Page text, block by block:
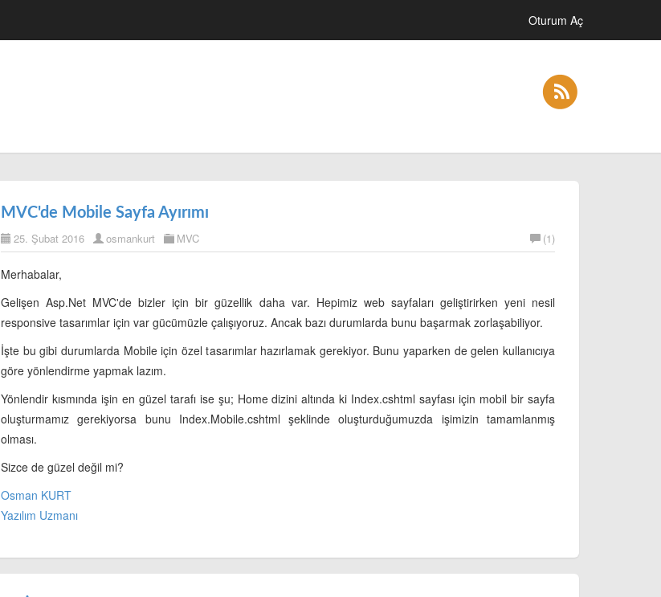
Oturum Aç
MVC'de Mobile Sayfa Ayırımı
25. Şubat 2016 osmankurt MVC (1)
Merhabalar,
Gelişen Asp.Net MVC'de bizler için bir güzellik daha var. Hepimiz web sayfaları geliştirirken yeni nesil
responsive tasarımlar için var gücümüzle çalışıyoruz. Ancak bazı durumlarda bunu başarmak zorlaşabiliyor.
İşte bu gibi durumlarda Mobile için özel tasarımlar hazırlamak gerekiyor. Bunu yaparken de gelen kullanıcıya
göre yönlendirme yapmak lazım.
Yönlendir kısmında işin en güzel tarafı ise şu; Home dizini altında ki Index.cshtml sayfası için mobil bir sayfa
oluşturmamız gerekiyorsa bunu Index.Mobile.cshtml şeklinde oluşturduğumuzda işimizin tamamlanmış
olması.
Sizce de güzel değil mi?
Osman KURT
Yazılım Uzmanı